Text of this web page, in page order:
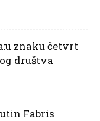
znaku četvrt
društva
Fabris